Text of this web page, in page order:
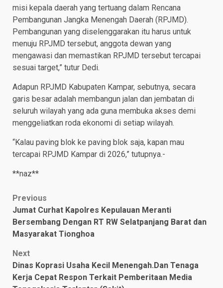
misi kepala daerah yang tertuang dalam Rencana
Pembangunan Jangka Menengah Daerah (RPJMD).
Pembangunan yang diselenggarakan itu harus untuk
menuju RPJMD tersebut, anggota dewan yang
mengawasi dan memastikan RPJMD tersebut tercapai
sesuai target,” tutur Dedi.
Adapun RPJMD Kabupaten Kampar, sebutnya, secara
garis besar adalah membangun jalan dan jembatan di
seluruh wilayah yang ada guna membuka akses demi
menggeliatkan roda ekonomi di setiap wilayah.
“Kalau paving blok ke paving blok saja, kapan mau
tercapai RPJMD Kampar di 2026,” tutupnya.-
**naz**
Post
navigation
Previous
Jumat Curhat Kapolres Kepulauan Meranti
Bersembang Dengan RT RW Selatpanjang Barat dan
Masyarakat Tionghoa
Next
Dinas Koprasi Usaha Kecil Menengah.Dan Tenaga
Kerja Cepat Respon Terkait Pemberitaan Media